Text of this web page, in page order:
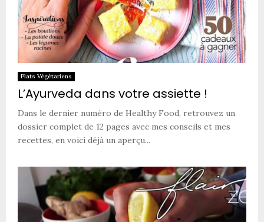
Plats Végétariens
L’Ayurveda dans votre assiette !
Dans le dernier numéro de Healthy Food, retrouvez un
dossier complet de 12 pages avec mes conseils et mes
recettes, en voici déjà un aperçu...